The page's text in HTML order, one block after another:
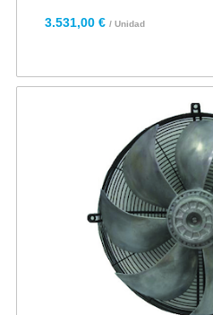
3.531,00 € / Unidad